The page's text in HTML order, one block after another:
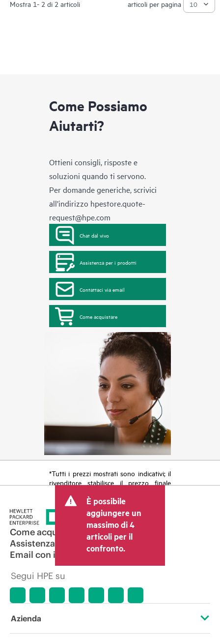
Mostra 1- 2 di 2 articoli articoli per pagina
Come Possiamo
Aiutarti?
Ottieni consigli, risposte e
soluzioni quando ti servono.
Per domande generiche, scrivici
all’indirizzo hpestore.quote-
request@hpe.com
Chat dal vivo
Assistenza per i prodotti
Contattaci via email
Come acquistare
*Tutti i prezzi mostrati sono indicativi; il
rivenditore stabilisce il prezzo finale
costi, come le imposte sulla vendita/IVA
e le spese di spedizione. Il prezzo della
transazione stabilito dal rivenditore può
variare rispetto a quello di altri
rivenditori e al prezzo indicativo
mostrato. I prezzi indicativi possono
includere offerte promozionali a tempo
limitato. HPE si riserva il diritto di
applicare adeguamenti dei prezzi in
qualsiasi momento per motivi che
variazioni delle condizioni del mercato,
promozione ed errori negli annunci
È possibile
aggiungere un
massimo di 4
articoli per il
confronto.
Come acquistare
Assistenza per i prodotti
Email con il commerciale
Segui HPE su
Azienda